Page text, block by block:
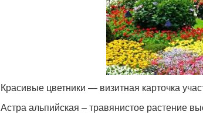
Красивые цветники — визитная карточка
Астра альпийская – травянистое растение